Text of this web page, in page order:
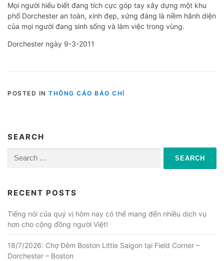
Mọi người hiểu biết đang tích cực góp tay xây dựng một khu
phố Dorchester an toàn, xinh đẹp, xứng đáng là niềm hãnh diện
của mọi người đang sinh sống và làm việc trong vùng.
Dorchester ngày 9-3-2011
POSTED IN THÔNG CÁO BÁO CHÍ
SEARCH
Search
RECENT POSTS
Tiếng nói của quý vị hôm nay có thể mang đến nhiều dịch vụ
hơn cho cộng đồng người Việt!
18/7/2026: Chợ Đêm Boston Little Saigon tại Field Corner –
Dorchester – Boston